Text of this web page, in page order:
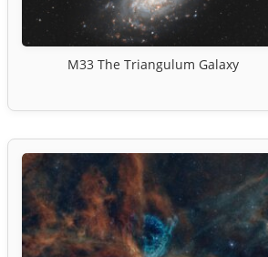
M33 The Triangulum Galaxy